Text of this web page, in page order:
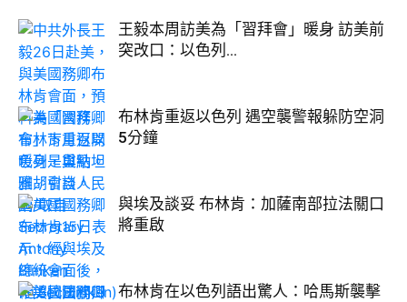
王毅本周訪美為「習拜會」暖身 訪美前
突改口：以色列...
布林肯重返以色列 遇空襲警報躲防空洞
5分鐘
與埃及談妥 布林肯：加薩南部拉法關口
將重啟
布林肯在以色列語出驚人：哈馬斯襲擊